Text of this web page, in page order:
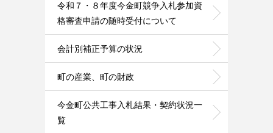
令和７・８年度今金町競争入札参加資
格審査申請の随時受付について
会計別補正予算の状況
町の産業、町の財政
今金町公共工事入札結果・契約状況一
覧